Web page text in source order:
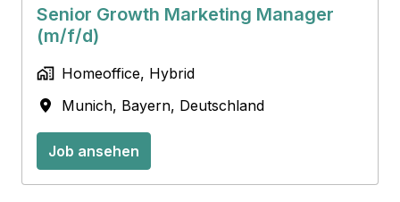
Senior Growth Marketing Manager
(m/f/d)
Homeoffice, Hybrid
Munich, Bayern, Deutschland
Job ansehen